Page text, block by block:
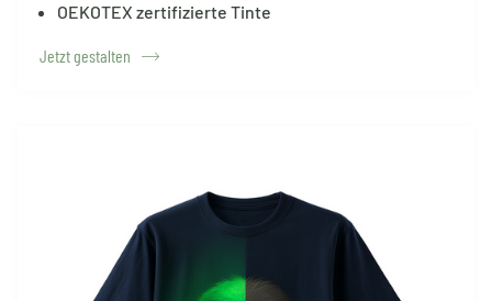
OEKOTEX zertifizierte Tinte
Jetzt gestalten